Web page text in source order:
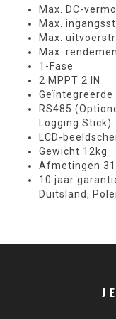
Max. DC-
Max.
Max.
Max.
1-Fase
2 MPPT 2 IN
Geïntegreerde
RS485
Logging Stick).
LCD-
Gewicht 12kg
Afmetingen
10 jaar
Duitsland,
J